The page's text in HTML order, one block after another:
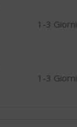
1-3 Giorni
1-3 Giorni